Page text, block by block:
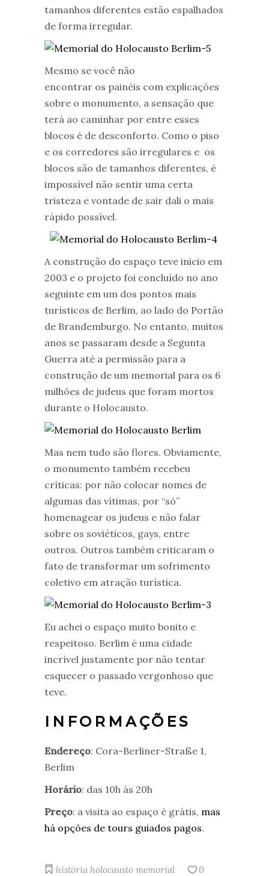
tamanhos diferentes estão espalhados
de forma irregular.
Mesmo se você não
encontrar os painéis com explicações
sobre o monumento, a sensação que
terá ao caminhar por entre esses
blocos é de desconforto. Como o piso
e os corredores são irregulares e os
blocos são de tamanhos diferentes, é
impossível não sentir uma certa
tristeza e vontade de sair dali o mais
rápido possível.
A construção do espaço teve inicio em
2003 e o projeto foi concluído no ano
seguinte em um dos pontos mais
turísticos de Berlim, ao lado do Portão
de Brandemburgo. No entanto, muitos
anos se passaram desde a Segunta
Guerra até a permissão para a
construção de um memorial para os 6
milhões de judeus que foram mortos
durante o Holocausto.
Mas nem tudo são flores. Obviamente,
o monumento também recebeu
críticas: por não colocar nomes de
algumas das vítimas, por “só”
homenagear os judeus e não falar
sobre os soviéticos, gays, entre
outros. Outros também criticaram o
fato de transformar um sofrimento
coletivo em atração turística.
Eu achei o espaço muito bonito e
respeitoso. Berlim é uma cidade
incrível justamente por não tentar
esquecer o passado vergonhoso que
teve.
INFORMAÇÕES
Endereço: Cora-Berliner-Straße 1,
Berlim
Horário: das 10h às 20h
Preço: a visita ao espaço é grátis, mas
há opções de tours guiados pagos.
história holocausto memorial
0